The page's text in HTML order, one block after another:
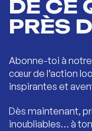
DE CE
PRÈS
Abonne-toi à
cœur de l’action
inspirantes et
Dès maintenant,
inoubliables… à